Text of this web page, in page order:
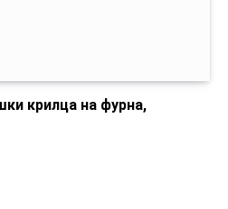
крилца на фурна,